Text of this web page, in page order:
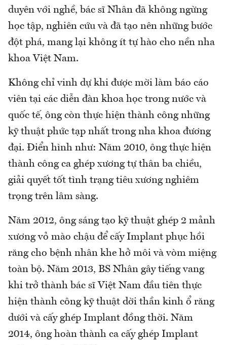
duyên với nghề, bác sĩ Nhân đã không ngừng
học tập, nghiên cứu và đã tạo nên những bước
đột phá, mang lại không ít tự hào cho nền nha
khoa Việt Nam.
Không chỉ vinh dự khi được mời làm báo cáo
viên tại các diễn đàn khoa học trong nước và
quốc tế, ông còn thực hiện thành công những
kỹ thuật phức tạp nhất trong nha khoa đương
đại. Điển hình như: Năm 2010, ông thực hiện
thành công ca ghép xương tự thân ba chiều,
giải quyết tốt tình trạng tiêu xương nghiêm
trọng trên lâm sàng.
Năm 2012, ông sáng tạo kỹ thuật ghép 2 mảnh
xương vỏ mào chậu để cấy Implant phục hồi
răng cho bệnh nhân khe hở môi và vòm miệng
toàn bộ. Năm 2013, BS Nhân gây tiếng vang
khi trở thành bác sĩ Việt Nam đầu tiên thực
hiện thành công kỹ thuật dời thần kinh ổ răng
dưới và cấy ghép Implant đồng thời. Năm
2014, ông hoàn thành ca cấy ghép Implant